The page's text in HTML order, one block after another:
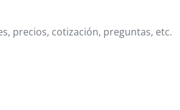
precios, cotización, preguntas, etc.